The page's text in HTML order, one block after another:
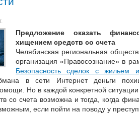
Предложение оказать
хищением средств со счета
Челябинская региональная
организация «Правосознание» в
Безопасность сделок с жильем
в сети Интернет деньги
Но в каждой конкретной
со счета возможна и тогда, когда
если пойти на поводу у